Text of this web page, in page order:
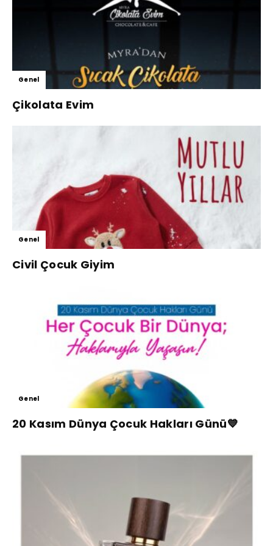
Genel
Çikolata Evim
Genel
Civil Çocuk Giyim
Genel
20 Kasım Dünya Çocuk Hakları Günü💙